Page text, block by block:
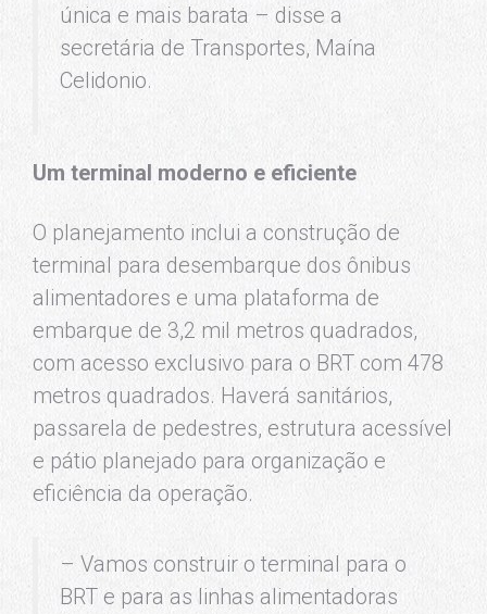
única e mais barata – disse a
secretária de Transportes, Maína
Celidonio.
Um terminal moderno e eficiente
O planejamento inclui a construção de
terminal para desembarque dos ônibus
alimentadores e uma plataforma de
embarque de 3,2 mil metros quadrados,
com acesso exclusivo para o BRT com 478
metros quadrados. Haverá sanitários,
passarela de pedestres, estrutura acessível
e pátio planejado para organização e
eficiência da operação.
– Vamos construir o terminal para o
BRT e para as linhas alimentadoras